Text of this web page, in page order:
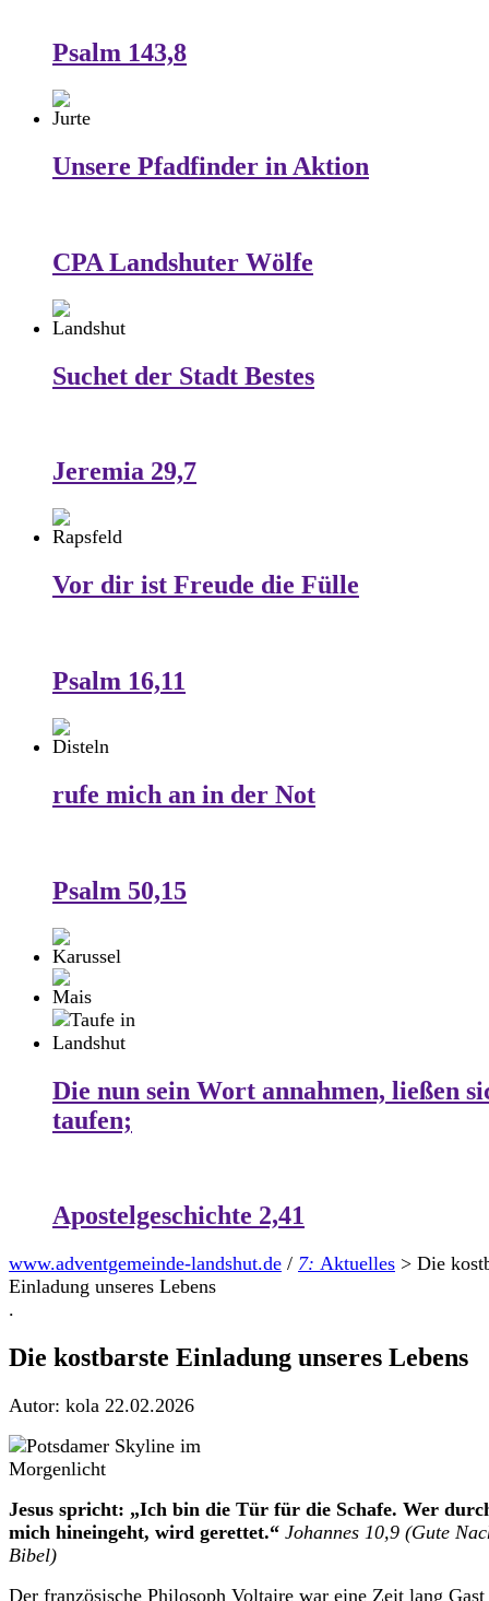
Psalm 143,8
Unsere Pfadfinder in Aktion
CPA Landshuter Wölfe
Suchet der Stadt Bestes
Jeremia 29,7
Vor dir ist Freude die Fülle
Psalm 16,11
rufe mich an in der Not
Psalm 50,15
Die nun sein Wort annahmen, ließen
taufen;
Apostelgeschichte 2,41
www.adventgemeinde-landshut.de / 7: Aktuelles > Die
Einladung unseres Lebens
.
Die kostbarste Einladung unseres Lebens
Autor: kola 22.02.2026
Jesus spricht: „Ich bin die Tür für die Schafe. Wer
mich hineingeht, wird gerettet.“ Johannes 10,9 (Gute
Bibel)
Der französische Philosoph Voltaire war eine Zeit lang Gast